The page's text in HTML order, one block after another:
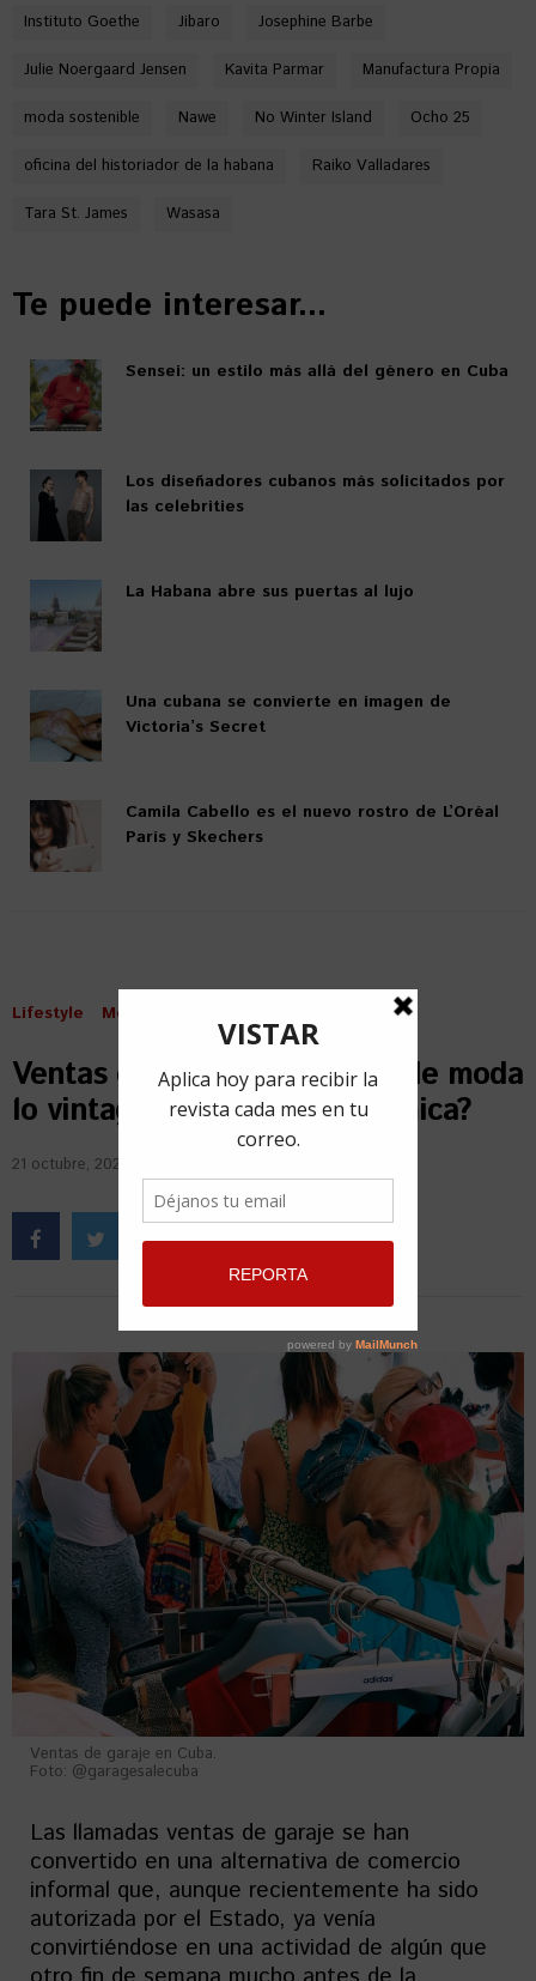
Instituto Goethe Jibaro Josephine Barbe
Julie Noergaard Jensen Kavita Parmar Manufactura Propia
moda sostenible Nawe No Winter Island Ocho 25
oficina del historiador de la habana Raiko Valladares
Tara St. James Wasasa
Te puede interesar...
Sensei: un estilo más allá del género en Cuba
Los diseñadores cubanos más solicitados por
las celebrities
La Habana abre sus puertas al lujo
Una cubana se convierte en imagen de
Victoria’s Secret
Camila Cabello es el nuevo rostro de L’Oréal
París y Skechers
Lifestyle Moda
Ventas de garaje en Cuba: ¿de moda
lo vintage o solución económica?
21 octubre, 2021
Ventas de garaje en Cuba.
Foto: @garagesalecuba
Las llamadas ventas de garaje se han
convertido en una alternativa de comercio
informal que, aunque recientemente ha sido
autorizada por el Estado, ya venía
convirtiéndose en una actividad de algún que